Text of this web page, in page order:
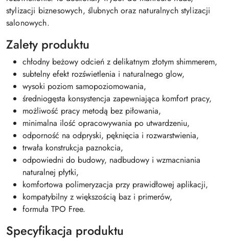
stylizacji biznesowych, ślubnych oraz naturalnych stylizacji
salonowych.
Zalety produktu
chłodny beżowy odcień z delikatnym złotym shimmerem,
subtelny efekt rozświetlenia i naturalnego glow,
wysoki poziom samopoziomowania,
średniogęsta konsystencja zapewniająca komfort pracy,
możliwość pracy metodą bez piłowania,
minimalna ilość opracowywania po utwardzeniu,
odporność na odpryski, pęknięcia i rozwarstwienia,
trwała konstrukcja paznokcia,
odpowiedni do budowy, nadbudowy i wzmacniania
naturalnej płytki,
komfortowa polimeryzacja przy prawidłowej aplikacji,
kompatybilny z większością baz i primerów,
formuła TPO Free.
Specyfikacja produktu